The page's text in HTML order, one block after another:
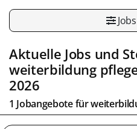
Aktuelle Jobs und
weiterbildung
2026
1 Jobangebote für